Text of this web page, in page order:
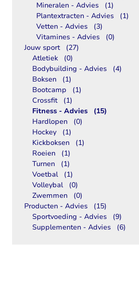
Mineralen - Advies
(1)
Plantextracten - Advies
(1)
Vetten - Advies
(3)
Vitamines - Advies
(0)
Jouw sport
(27)
Atletiek
(0)
Bodybuilding - Advies
(4)
Boksen
(1)
Bootcamp
(1)
Crossfit
(1)
Fitness - Advies
(15)
Hardlopen
(0)
Hockey
(1)
Kickboksen
(1)
Roeien
(1)
Turnen
(1)
Voetbal
(1)
Volleybal
(0)
Zwemmen
(0)
Producten - Advies
(15)
Sportvoeding - Advies
(9)
Supplementen - Advies
(6)